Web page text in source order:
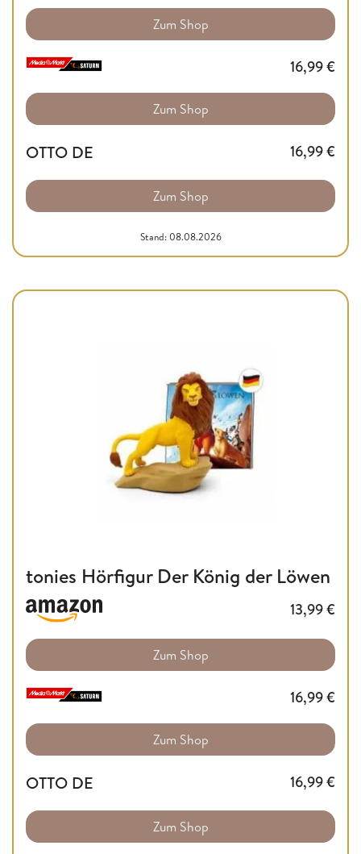
Zum Shop
16,99€
Zum Shop
OTTO DE 16,99€
Zum Shop
Stand: 08.08.2026
tonies Hörfigur Der König der Löwen
13,99€
Zum Shop
16,99€
Zum Shop
OTTO DE 16,99€
Zum Shop